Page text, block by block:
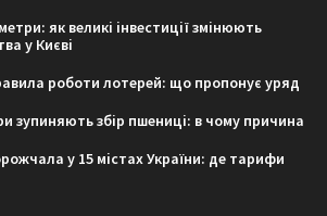
як великі інвестиції змінюють
у Києві
роботи лотерей: що пропонує уряд
зупиняють збір пшениці: в чому причина
у 15 містах України: де тарифи